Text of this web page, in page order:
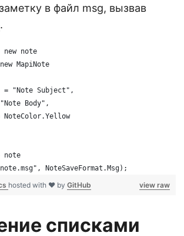
в файл msg, вызвав
.
note
MapiNote
= "Note Subject",
Body",
NoteColor.Yellow
note
NoteSaveFormat.Msg);
view raw
hosted with ❤ by GitHub
списками